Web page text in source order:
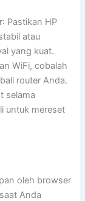
: Pastikan HP
atau
yang kuat.
WiFi, cobalah
router Anda.
selama
untuk mereset
oleh browser
Anda